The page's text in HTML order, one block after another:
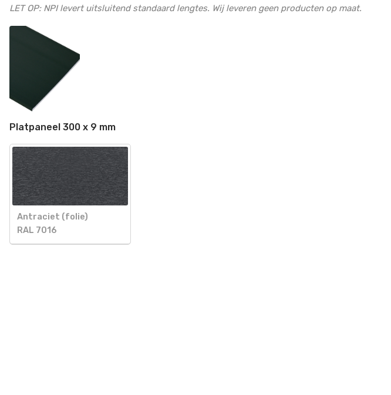
LET OP: NPI levert uitsluitend standaard lengtes. Wij leveren geen producten op maat.
Platpaneel 300 x 9 mm
Antraciet (folie)
RAL 7016